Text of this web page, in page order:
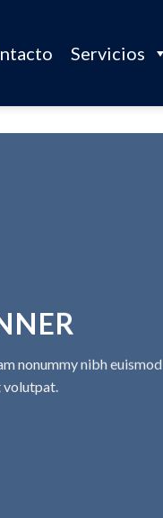
Servicios
nonummy nibh euismod
volutpat.